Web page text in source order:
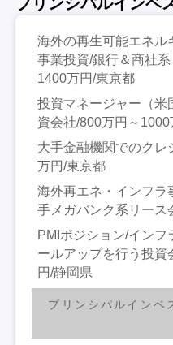
海外の再生可能エネル
事業投資/銀行＆商社
1400万円/東京都
投資マネージャー（米
資会社/800万円～
大手金融機関でのクレ
万円/東京都
海外再エネ・インフラ
手メガバンク系リース
PMIポジション/インフ
ールアップを行う投
円/静岡県
プリンシパルインベ